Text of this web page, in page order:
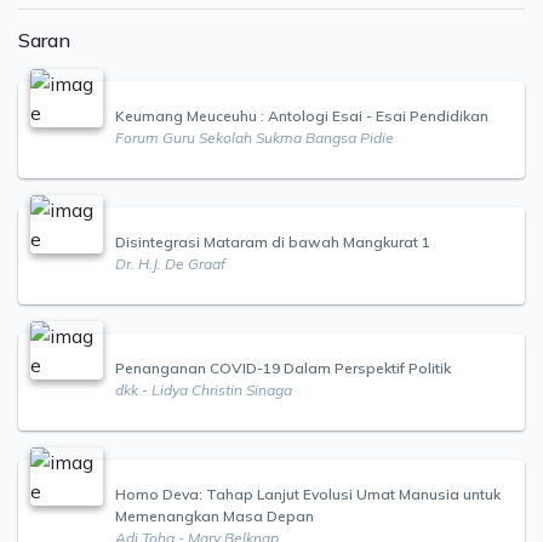
Saran
Keumang Meuceuhu : Antologi Esai - Esai Pendidikan
Forum Guru Sekolah Sukma Bangsa Pidie
Disintegrasi Mataram di bawah Mangkurat 1
Dr. H.J. De Graaf
Penanganan COVID-19 Dalam Perspektif Politik
dkk - Lidya Christin Sinaga
Homo Deva: Tahap Lanjut Evolusi Umat Manusia untuk
Memenangkan Masa Depan
Adi Toha - Mary Belknap